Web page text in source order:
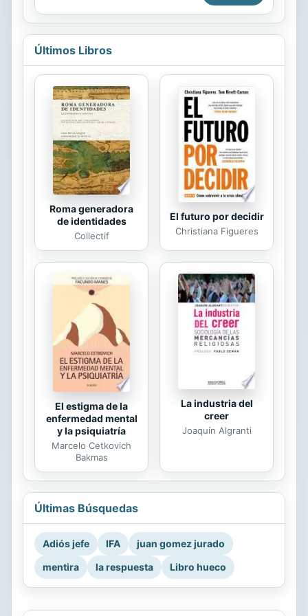
de nuestra historia que solo pueden
ser entendidos si se miran a través
duda, Jesús Ángel Semprún Parra en
las páginas de Rosas Marianas ha
logrado completar un mapa de la
idiosincrasia zuliana que estaba
extraviado. El valor de este libro
trasciende la naturaleza intrínseca de
una antología y se convierte en un
documento patrimonial...
Últimos Libros
Roma generadora
de identidades
Collectif
El futuro por decidir
Christiana Figueres
El estigma de la
enfermedad mental
y la psiquiatría
Marcelo Cetkovich
Bakmas
La industria del
creer
Joaquín Algranti
Últimas Búsquedas
Adiós jefe IFA
juan gomez jurado
mentira
la respuesta Libro hueco